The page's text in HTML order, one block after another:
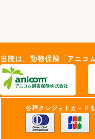
当院は、動物保険「アニコ
各種クレジットカード